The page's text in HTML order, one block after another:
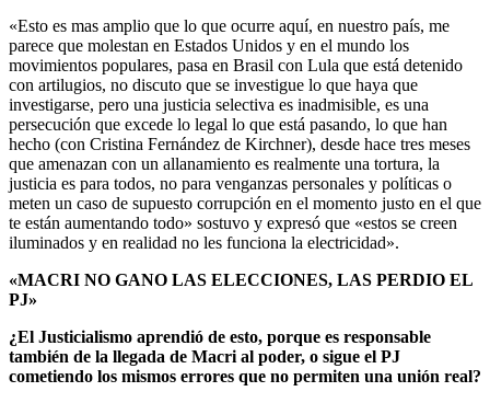
«Esto es mas amplio que lo que ocurre aquí, en nuestro país, me
parece que molestan en Estados Unidos y en el mundo los
movimientos populares, pasa en Brasil con Lula que está detenido
con artilugios, no discuto que se investigue lo que haya que
investigarse, pero una justicia selectiva es inadmisible, es una
persecución que excede lo legal lo que está pasando, lo que han
hecho (con Cristina Fernández de Kirchner), desde hace tres meses
que amenazan con un allanamiento es realmente una tortura, la
justicia es para todos, no para venganzas personales y políticas o
meten un caso de supuesto corrupción en el momento justo en el que
te están aumentando todo» sostuvo y expresó que «estos se creen
iluminados y en realidad no les funciona la electricidad».
«MACRI NO GANO LAS ELECCIONES, LAS PERDIO EL
PJ»
¿El Justicialismo aprendió de esto, porque es responsable
también de la llegada de Macri al poder, o sigue el PJ
cometiendo los mismos errores que no permiten una unión real?